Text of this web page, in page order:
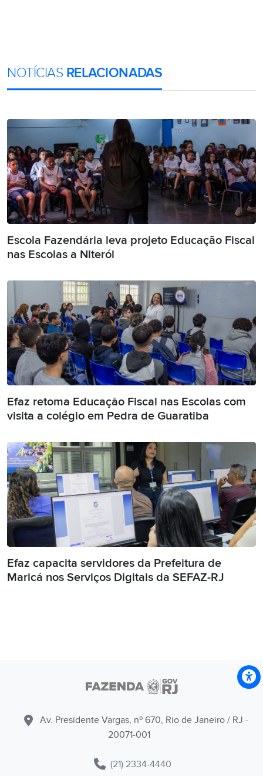
NOTÍCIAS RELACIONADAS
Escola Fazendária leva projeto Educação Fiscal
nas Escolas a Niterói
Efaz retoma Educação Fiscal nas Escolas com
visita a colégio em Pedra de Guaratiba
Efaz capacita servidores da Prefeitura de
Maricá nos Serviços Digitais da SEFAZ-RJ
Av. Presidente Vargas, nº 670, Rio de Janeiro / RJ -
20071-001
(21) 2334-4440